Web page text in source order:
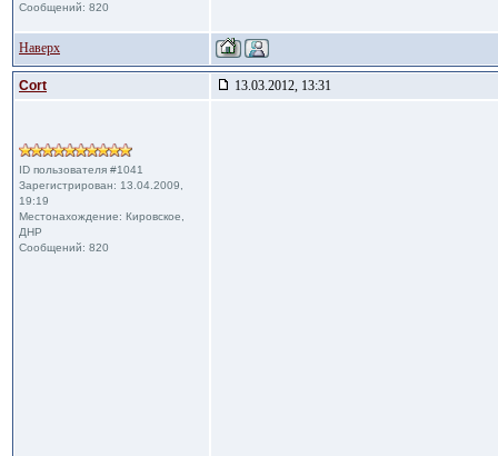
Сообщений: 820
Наверх
Cort 13.03.2012, 13:31
ID пользователя #1041
Зарегистрирован: 13.04.2009,
19:19
Местонахождение: Кировское,
ДНР
Сообщений: 820